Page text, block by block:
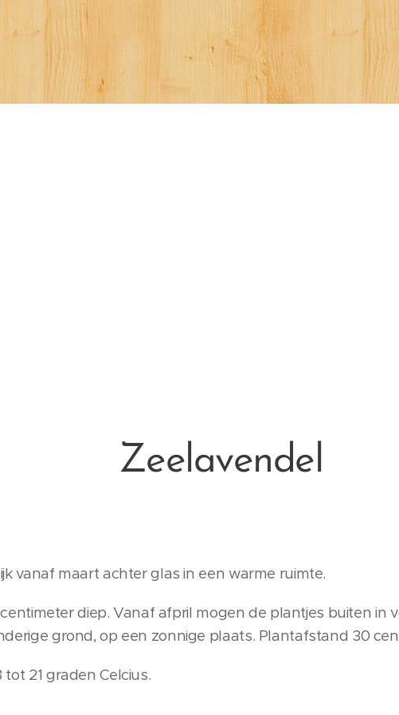
Zeelavendel
vanaf maart achter glas in een warme ruimte.
centimeter diep. Vanaf afpril mogen de plantjes buiten in
grond, op een zonnige plaats. Plantafstand 30
21 graden Celcius.